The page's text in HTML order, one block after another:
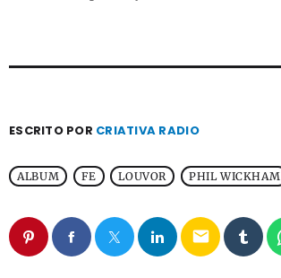
ESCRITO POR CRIATIVA RADIO
ALBUM FE LOUVOR PHIL WICKHAM
email